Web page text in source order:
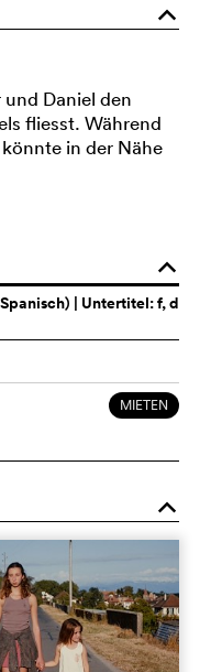
o
Daniel den
fliesst. Während
in der Nähe
o
| Untertitel: f, d
MIETEN
o